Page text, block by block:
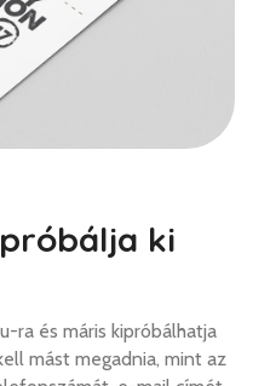
ki
ra és máris kipróbálhatja
mást megadnia, mint az